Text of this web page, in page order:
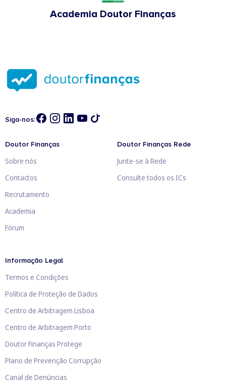
Academia Doutor Finanças
Siga-nos:
Doutor Finanças
Sobre nós
Contactos
Recrutamento
Academia
Fórum
Doutor Finanças Rede
Junte-se à Rede
Consulte todos os ICs
Informação Legal
Termos e Condições
Política de Proteção de Dados
Centro de Arbitragem Lisboa
Centro de Arbitragem Porto
Doutor Finanças Protege
Plano de Prevenção Corrupção
Canal de Denúncias